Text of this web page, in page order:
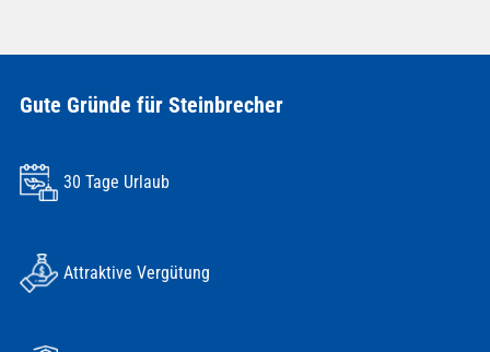
Gute Gründe für Steinbrecher
30 Tage Urlaub
Attraktive Vergütung